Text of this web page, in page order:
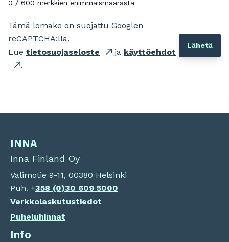
0 / 600 merkkien enimmäismäärästä
Tämä lomake on suojattu Googlen
reCAPTCHA:lla.
Lue tietosuojaseloste ja käyttöehdot
.
INNA
Inna Finland Oy
Valimotie 9-11, 00380 Helsinki
Puh. +358 (0)30 609 5000
Verkkolaskutustiedot
Puheluhinnat
Info